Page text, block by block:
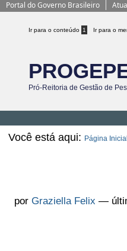
Portal do Governo Brasileiro
Ir para o conteúdo 1 Ir para o
Pró-Reitoria de Gestão de
Você está aqui: Página Inicial
porGraziella Felix —